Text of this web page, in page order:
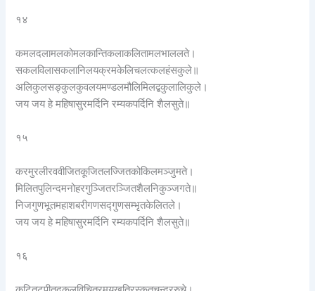
१४
कमलदलामलकोमलकान्तिकलाकलितामलभाललते।
सकलविलासकलानिलयक्रमकेलिचलत्कलहंसकुले॥
अलिकुलसङ्कुलकुवलयमण्डलमौलिमिलद्बकुलालिकुले।
जय जय हे महिषासुरमर्दिनि रम्यकपर्दिनि शैलसुते॥
१५
करमुरलीरववीजितकूजितलज्जितकोकिलमञ्जुमते।
मिलितपुलिन्दमनोहरगुञ्जितरञ्जितशैलनिकुञ्जगते॥
निजगुणभूतमहाशबरीगणसद्गुणसम्भृतकेलितले।
जय जय हे महिषासुरमर्दिनि रम्यकपर्दिनि शैलसुते॥
१६